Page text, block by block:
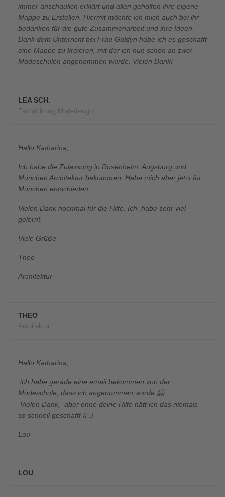
immer anschaulich erklärt und allen geholfen ihre eigene
Mappe zu Erstellen. Hiermit möchte ich mich auch bei ihr
bedanken für die gute Zusammenarbeit und ihre Ideen.
Dank dem Unterricht bei Frau Goldyn habe ich es geschafft
eine Mappe zu kreieren, mit der ich nun schon an zwei
Modeschulen angenommen wurde. Vielen Dank!
LEA SCH.
Fachrichtung Modedesign
Hallo Katharina,
Ich habe die Zulassung in Rosenheim, Augsburg und
München Architektur bekommen. Habe mich aber jetzt für
München entschieden.
Vielen Dank nochmal für die Hilfe. Ich habe sehr viel
gelernt.
Viele Grüße
Theo
Architektur
THEO
Architektur
Hallo Katharina,
ich habe gerade eine email bekommen von der
Modeschule, dass ich angenommen wurde 🤗
Vielen Dank, aber ohne deine Hilfe hätt ich das niemals
so schnell geschafft !! :)
Lou
LOU